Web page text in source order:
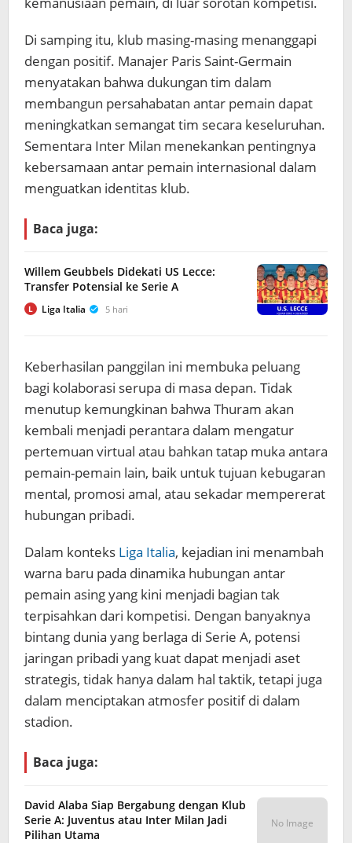
Di samping itu, klub masing-masing menanggapi
dengan positif. Manajer Paris Saint-Germain
menyatakan bahwa dukungan tim dalam
membangun persahabatan antar pemain dapat
meningkatkan semangat tim secara keseluruhan.
Sementara Inter Milan menekankan pentingnya
kebersamaan antar pemain internasional dalam
menguatkan identitas klub.
Baca juga:
Willem Geubbels Didekati US Lecce:
Transfer Potensial ke Serie A
L Liga Italia 5 hari
Keberhasilan panggilan ini membuka peluang
bagi kolaborasi serupa di masa depan. Tidak
menutup kemungkinan bahwa Thuram akan
kembali menjadi perantara dalam mengatur
pertemuan virtual atau bahkan tatap muka antara
pemain-pemain lain, baik untuk tujuan kebugaran
mental, promosi amal, atau sekadar mempererat
hubungan pribadi.
Dalam konteks Liga Italia, kejadian ini menambah
warna baru pada dinamika hubungan antar
pemain asing yang kini menjadi bagian tak
terpisahkan dari kompetisi. Dengan banyaknya
bintang dunia yang berlaga di Serie A, potensi
jaringan pribadi yang kuat dapat menjadi aset
strategis, tidak hanya dalam hal taktik, tetapi juga
dalam menciptakan atmosfer positif di dalam
stadion.
Baca juga:
David Alaba Siap Bergabung dengan Klub
Serie A: Juventus atau Inter Milan Jadi
Pilihan Utama
No Image